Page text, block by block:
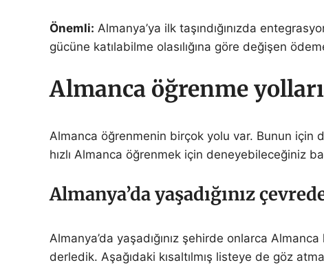
Önemli: Almanya’ya ilk taşındığınızda
gücüne katılabilme olasılığına göre değişen
Almanca öğrenme yolları
Almanca öğrenmenin birçok yolu var. Bunun için
hızlı Almanca öğrenmek için deneyebileceğiniz
Almanya’da yaşadığınız
Almanya’da yaşadığınız şehirde onlarca
derledik. Aşağıdaki kısaltılmış listeye de göz